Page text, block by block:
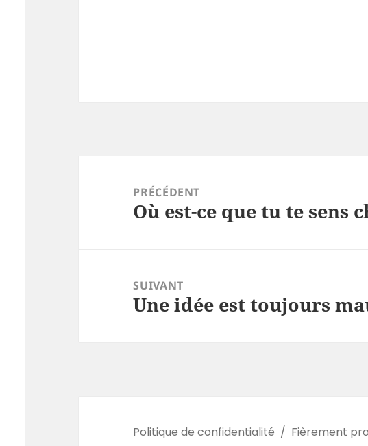
PRÉCÉDENT
Article
Où est-ce que tu te sens
SUIVANT
Article
Une idée est toujours
Politique de confidentialité Fièrement